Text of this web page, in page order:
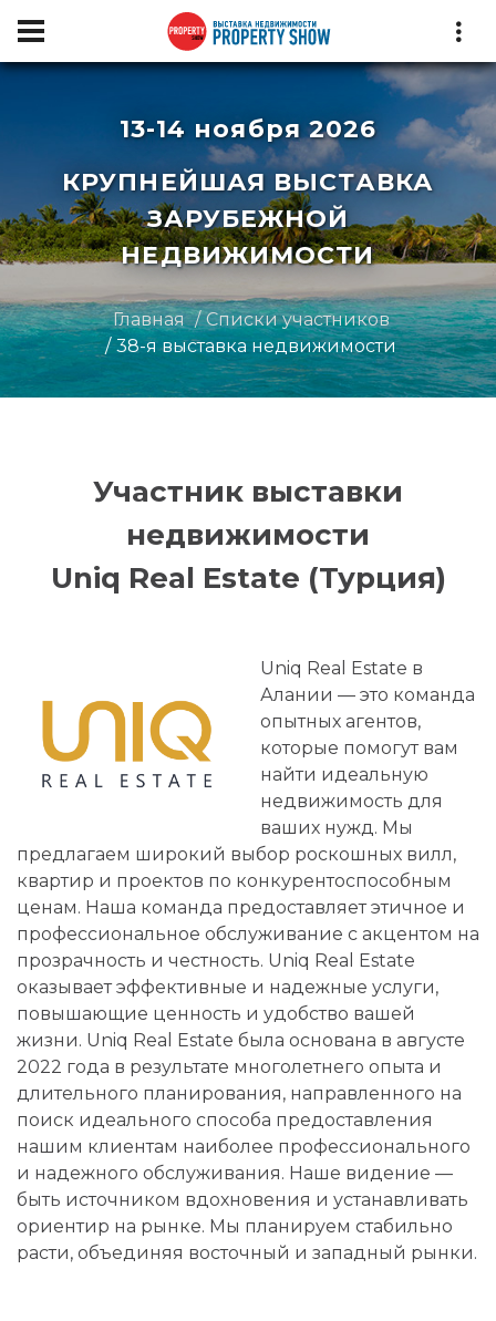
13-14 ноября 2026
КРУПНЕЙШАЯ ВЫСТАВКА
ЗАРУБЕЖНОЙ
НЕДВИЖИМОСТИ
Главная
Списки участников
38-я выставка недвижимости
Участник выставки
недвижимости
Uniq Real Estate (Турция)
Uniq Real Estate в
Алании — это команда
опытных агентов,
которые помогут вам
найти идеальную
недвижимость для
ваших нужд. Мы
предлагаем широкий выбор роскошных вилл,
квартир и проектов по конкурентоспособным
ценам. Наша команда предоставляет этичное и
профессиональное обслуживание с акцентом на
прозрачность и честность. Uniq Real Estate
оказывает эффективные и надежные услуги,
повышающие ценность и удобство вашей
жизни. Uniq Real Estate была основана в августе
2022 года в результате многолетнего опыта и
длительного планирования, направленного на
поиск идеального способа предоставления
нашим клиентам наиболее профессионального
и надежного обслуживания. Наше видение —
быть источником вдохновения и устанавливать
ориентир на рынке. Мы планируем стабильно
расти, объединяя восточный и западный рынки.